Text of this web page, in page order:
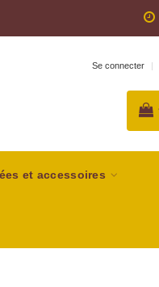
Se connecter |
et accessoires